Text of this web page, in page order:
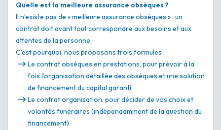
Quelle est la meilleure assurance obsèques ?
Il n’existe pas de « meilleure assurance obsèques » : un
contrat doit avant tout correspondre aux besoins et aux
attentes de la personne.
C’est pourquoi, nous proposons trois formules :
Le contrat obsèques en prestations, pour prévoir à la
fois l’organisation détaillée des obsèques et une solution
de financement du capital garanti.
Le contrat organisation, pour décider de vos choix et
volontés funéraires (indépendamment de la question du
financement).